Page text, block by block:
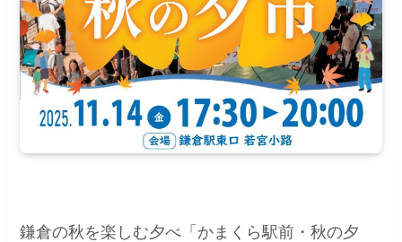
鎌倉の秋を楽しむ夕べ「かまくら駅前・秋の夕